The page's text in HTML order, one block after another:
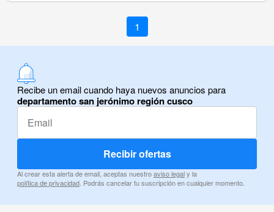
1
Recibe un email cuando haya nuevos anuncios para
departamento san jerónimo región cusco
Recibir ofertas
Al crear esta alerta de email, aceptas nuestroaviso legaly la
política de privacidad. Podrás cancelar tu suscripción en cualquier momento.